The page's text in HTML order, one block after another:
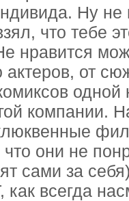
Ну
что тебе
нравится
актеров, от
компании.
что они не
сами за
всегда